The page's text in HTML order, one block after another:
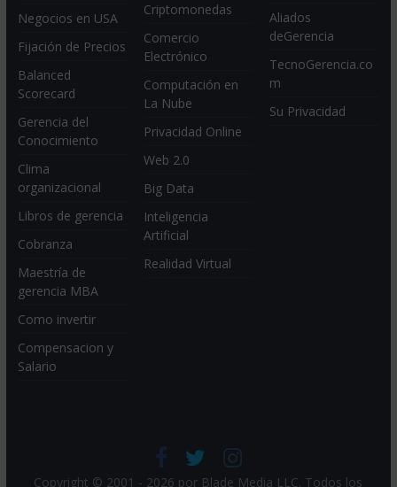
Negocios en USA
Fijación de Precios
Balanced
Scorecard
Gerencia del
Conocimiento
Clima
organizacional
Libros de gerencia
Cobranza
Maestría de
gerencia MBA
Como invertir
Compensacion y
Salario
Criptomonedas
Comercio
Electrónico
Computación en
La Nube
Privacidad Online
Web 2.0
Big Data
Inteligencia
Artificial
Realidad Virtual
Aliados
deGerencia
TecnoGerencia.co
m
Su Privacidad
Copyright © 2001 - 2026 por Blade Media LLC. Todos los